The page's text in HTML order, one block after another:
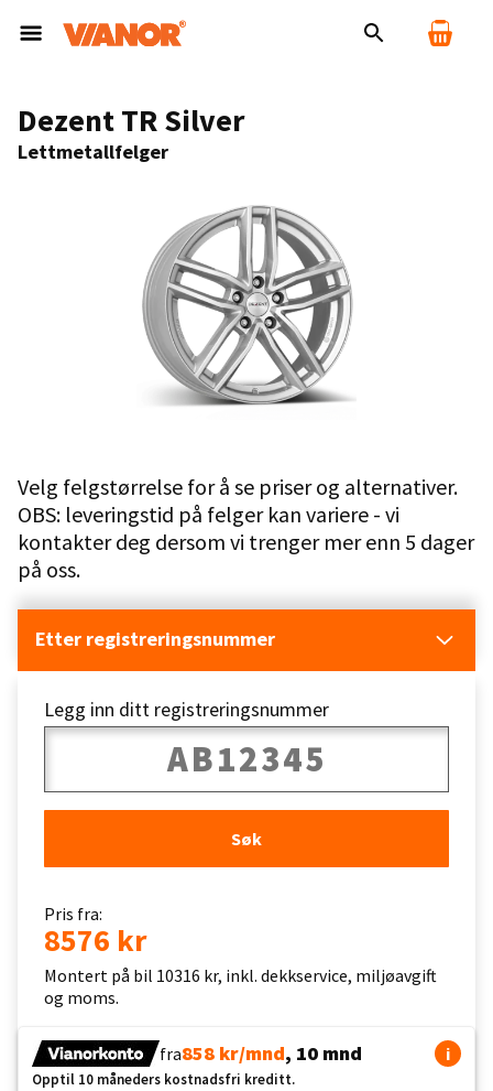
Dezent TR Silver
Lettmetallfelger
Velg felgstørrelse for å se priser og alternativer.
OBS: leveringstid på felger kan variere - vi
kontakter deg dersom vi trenger mer enn 5 dager
på oss.
Etter registreringsnummer
Legg inn ditt registreringsnummer
Søk
Pris fra:
8576 kr
Montert på bil 10316 kr, inkl. dekkservice, miljøavgift
og moms.
fra858 kr/mnd, 10 mnd i
Opptil 10 måneders kostnadsfri kreditt.